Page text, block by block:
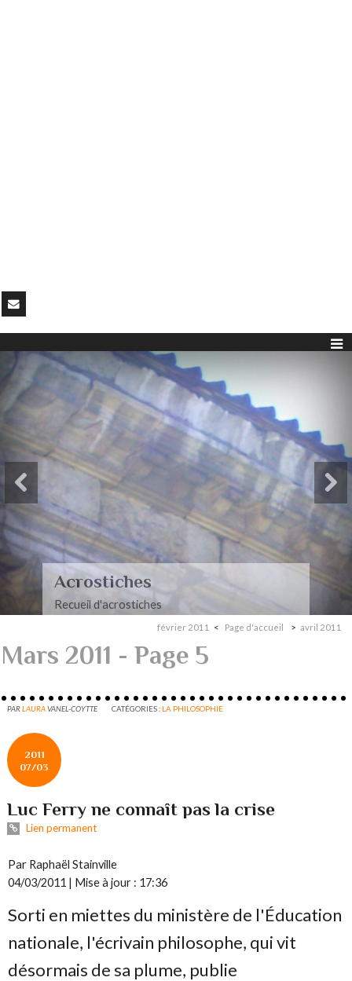
Paysages-Poèmes à mon
mari
Recueil de poèmes dédiés à mon mari
février 2011 Page d'accueil avril 2011
Mars 2011 - Page 5
PARLAURAVANEL-COYTTE CATÉGORIES : LA PHILOSOPHIE
2011
07/03
Luc Ferry ne connaît pas la crise
Lien permanent
Par Raphaël Stainville
04/03/2011 | Mise à jour : 17:36
Sorti en miettes du ministère de l'Éducation
nationale, l'écrivain philosophe, qui vit
désormais de sa plume, publie